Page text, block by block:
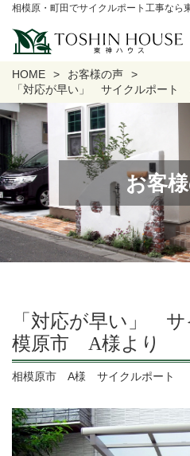
相模原・町田でサイクルポート工事なら
HOME
お客様の声
「対応が早い」 サイクルポー
お客
「対応が早い」
模原市 A様より
相模原市 A様 サイクルポート